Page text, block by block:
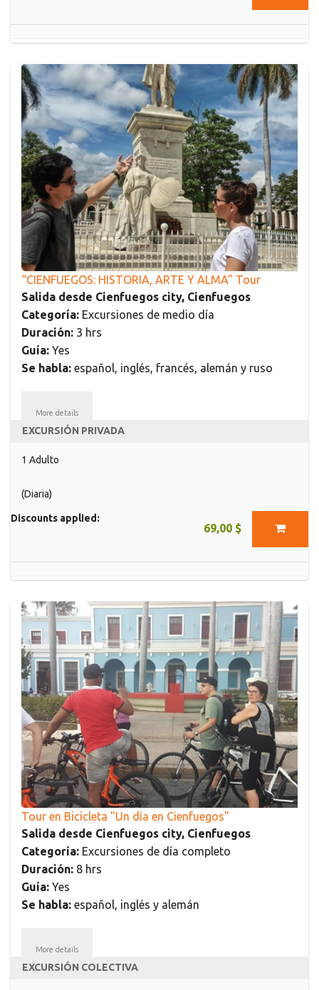
“CIENFUEGOS: HISTORIA, ARTE Y ALMA” Tour
Salida desde Cienfuegos city, Cienfuegos
Categoría: Excursiones de medio día
Duración: 3 hrs
Guía: Yes
Se habla: español, inglés, francés, alemán y ruso
More details
EXCURSIÓN PRIVADA
1 Adulto
(Diaria)
69,00 $
Discounts applied:
Tour en Bicicleta "Un día en Cienfuegos"
Salida desde Cienfuegos city, Cienfuegos
Categoría: Excursiones de día completo
Duración: 8 hrs
Guía: Yes
Se habla: español, inglés y alemán
More details
EXCURSIÓN COLECTIVA